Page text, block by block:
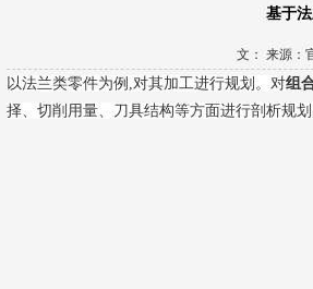
基于
文： 来源：
以法兰类零件为例,对其加工进行规划。对组
择、切削用量、刀具结构等方面进行剖析规